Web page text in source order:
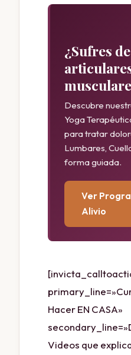
¿Sufres
Descubre
Yoga
para tratar
Lumbares,
forma guiada.
Ver
Alivio
Hacer EN CASA»
Videos que